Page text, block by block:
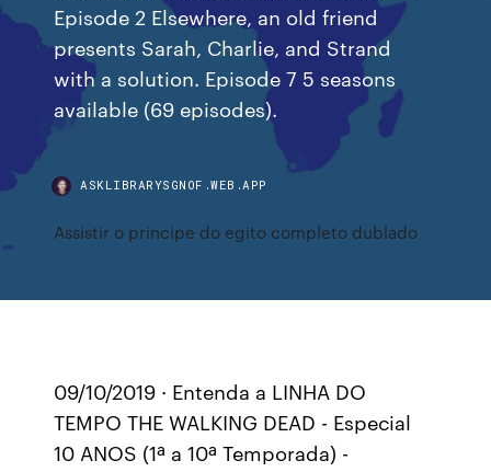
Episode 2 Elsewhere, an old friend
presents Sarah, Charlie, and Strand
with a solution. Episode 7 5 seasons
available (69 episodes).
ASKLIBRARYSGNOF.WEB.APP
Assistir o principe do egito completo dublado
09/10/2019 · Entenda a LINHA DO
TEMPO THE WALKING DEAD - Especial
10 ANOS (1ª a 10ª Temporada) -